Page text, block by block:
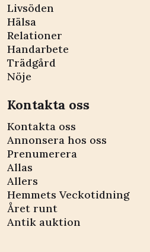
Livsöden
Hälsa
Relationer
Handarbete
Trädgård
Nöje
Kontakta oss
Kontakta oss
Annonsera hos oss
Prenumerera
Allas
Allers
Hemmets Veckotidning
Året runt
Antik auktion